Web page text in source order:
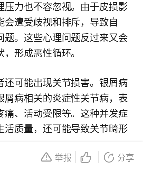
压力也不容忽视。由于皮损影
会遭受歧视和排斥，导致自
题。这些心理问题反过来又会
形成恶性循环。
还可能出现关节损害。银屑病
屑病相关的炎症性关节病，表
痛、活动受限等。这种并发症
活质量，还可能导致关节畸形
举报 分享